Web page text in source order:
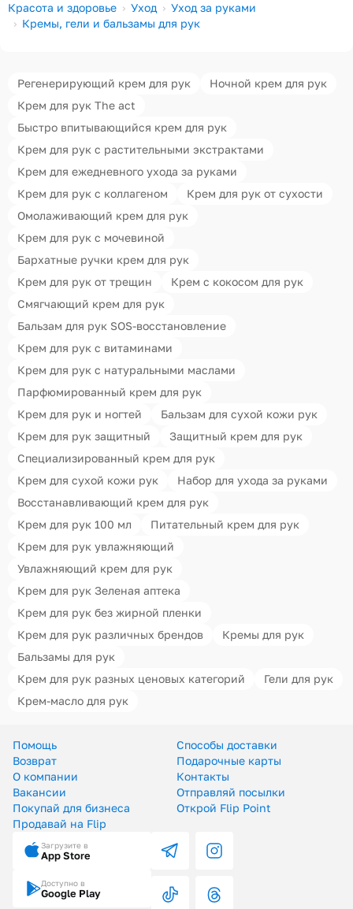
Красота и здоровье Уход
Уход за руками
Кремы, гели и бальзамы для рук
Регенерирующий крем для рук
Ночной крем для рук
Крем для рук The act
Быстро впитывающийся крем для рук
Крем для рук с растительными экстрактами
Крем для ежедневного ухода за руками
Крем для рук с коллагеном
Крем для рук от сухости
Омолаживающий крем для рук
Крем для рук с мочевиной
Бархатные ручки крем для рук
Крем для рук от трещин
Крем с кокосом для рук
Смягчающий крем для рук
Бальзам для рук SOS-восстановление
Крем для рук с витаминами
Крем для рук с натуральными маслами
Парфюмированный крем для рук
Крем для рук и ногтей
Бальзам для сухой кожи рук
Крем для рук защитный
Защитный крем для рук
Специализированный крем для рук
Крем для сухой кожи рук
Набор для ухода за руками
Восстанавливающий крем для рук
Крем для рук 100 мл
Питательный крем для рук
Крем для рук увлажняющий
Увлажняющий крем для рук
Крем для рук Зеленая аптека
Крем для рук без жирной пленки
Крем для рук различных брендов
Кремы для рук
Бальзамы для рук
Крем для рук разных ценовых категорий
Гели для рук
Крем-масло для рук
Помощь
Способы доставки
Возврат
Подарочные карты
О компании
Контакты
Вакансии
Отправляй посылки
Покупай для бизнеса
Открой Flip Point
Продавай на Flip
Загрузите в
App Store
Доступно в
Google Play